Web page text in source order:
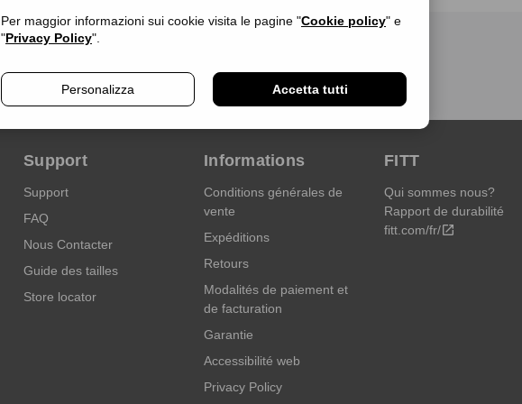
Per maggior informazioni sui cookie visita le pagine "Cookie policy" e
"Privacy Policy".
Personalizza Accetta tutti
Support
Support
FAQ
Nous Contacter
Guide des tailles
Store locator
Informations
Conditions générales de
vente
Expéditions
Retours
Modalités de paiement et
de facturation
Garantie
Accessibilité web
Privacy Policy
FITT
Qui sommes nous?
Rapport de durabilité
fitt.com/fr/open_in_new